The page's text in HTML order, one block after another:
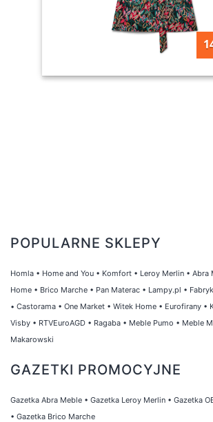
POPULARNE SKLEPY
Homla • Home and You • Komfort • Leroy Merlin • Abra
Home • Brico Marche • Pan Materac • Lampy.pl •
• Castorama • One Market • Witek Home • Eurofirany •
Visby • RTVEuroAGD • Ragaba • Meble Pumo • Meble
Makarowski
GAZETKI PROMOCYJNE
Gazetka Abra Meble • Gazetka Leroy Merlin • Gazetka
• Gazetka Brico Marche